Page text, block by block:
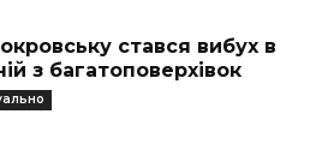
стався вибух в
з багатоповерхівок